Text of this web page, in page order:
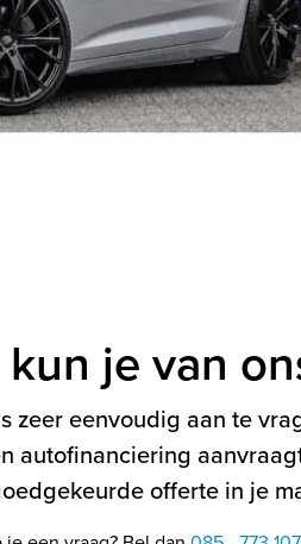
je van
zeer eenvoudig aan te
autofinanciering
offerte in je